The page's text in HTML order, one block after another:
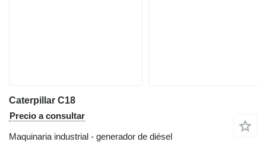
Caterpillar C18
Precio a consultar
Maquinaria industrial - generador de diésel